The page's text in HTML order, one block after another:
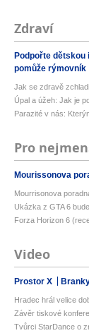
Zdraví
Podpořte dětskou
pomůže rýmovník
Jak se zdravě
Úpal a úžeh: Jak je
Parazité v nás:
Pro
Mourissonova
Mourrisonova
Ukázka z GTA 6
Forza Horizon 6
Video
Prostor X
Hradec hrál velice
Závěr tiskové
Tvůrci StarDance o